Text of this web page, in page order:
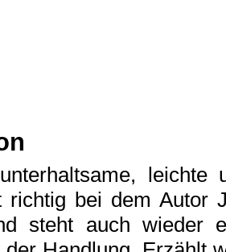
leichte
richtig bei dem Autor
steht auch wieder